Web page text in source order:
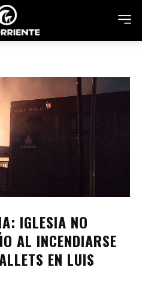
IGLESIA NO
AL INCENDIARSE
EN LUIS